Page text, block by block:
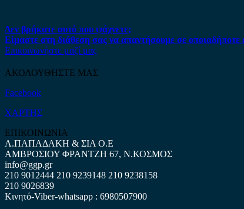
Δεν βρήκατε αυτό που ψάχνετε;
Είμαστε στη διάθεση σας να απαντήσουμε σε
Επικοινωνήστε μαζί μας
ΑΚΟΛΟΥΘΗΣΤΕ ΜΑΣ
Facebook
ΧΑΡΤΗΣ
ΕΠΙΚΟΙΝΩΝΙΑ
Α.ΠΑΠΑΔΑΚΗ & ΣΙΑ Ο.Ε
ΑΜΒΡΟΣΙΟΥ ΦΡΑΝΤΖΗ 67, Ν.ΚΟΣΜΟΣ
info@ggp.gr
210 9012444 210 9239148 210 9238158
210 9026839
Κινητό-Viber-whatsapp : 6980507900